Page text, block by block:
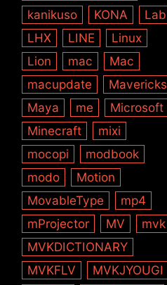
kanikuso
KONA
Lab
LHX
LINE
Linux
Lion
mac
Mac
macupdate
Mavericks
Maya
me
Microsoft
Minecraft
mixi
mocopi
modbook
modo
Motion
MovableType
mp4
mProjector
MV
mvk
MVKDICTIONARY
MVKFLV
MVKJYOUGI